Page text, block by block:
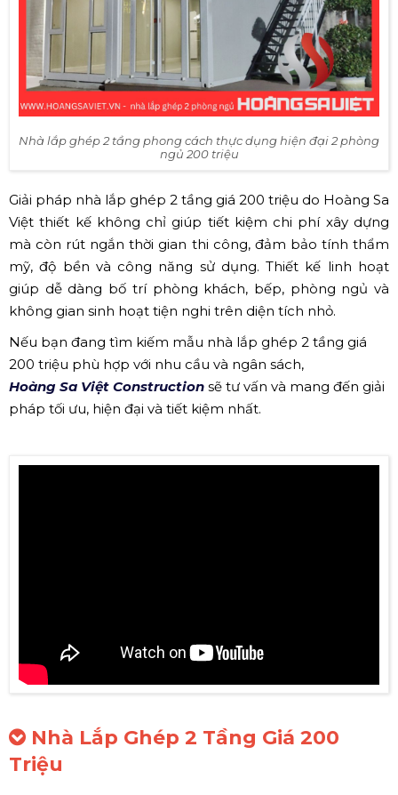
Nhà lắp ghép 2 tầng phong cách thực dụng hiện đại 2 phòng
ngủ 200 triệu
Giải pháp nhà lắp ghép 2 tầng giá 200 triệu do Hoàng Sa
Việt thiết kế không chỉ giúp tiết kiệm chi phí xây dựng
mà còn rút ngắn thời gian thi công, đảm bảo tính thẩm
mỹ, độ bền và công năng sử dụng. Thiết kế linh hoạt
giúp dễ dàng bố trí phòng khách, bếp, phòng ngủ và
không gian sinh hoạt tiện nghi trên diện tích nhỏ.
Nếu bạn đang tìm kiếm mẫu nhà lắp ghép 2 tầng giá
200 triệu phù hợp với nhu cầu và ngân sách,
Hoàng Sa Việt Construction sẽ tư vấn và mang đến giải
pháp tối ưu, hiện đại và tiết kiệm nhất.
Nhà Lắp Ghép 2 Tầng Giá 200
Triệu